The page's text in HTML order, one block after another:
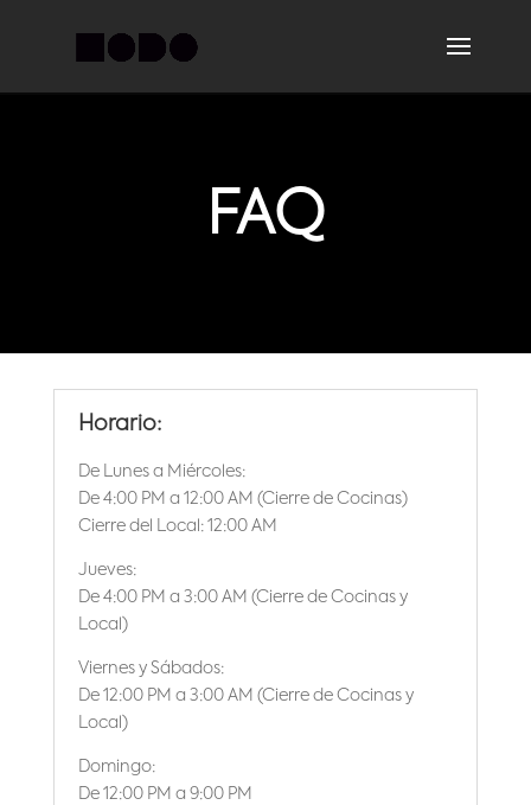
FAQ
Horario:
De Lunes a Miércoles:
De 4:00 PM a 12:00 AM (Cierre de Cocinas)
Cierre del Local: 12:00 AM
Jueves:
De 4:00 PM a 3:00 AM (Cierre de Cocinas y
Local)
Viernes y Sábados:
De 12:00 PM a 3:00 AM (Cierre de Cocinas y
Local)
Domingo:
De 12:00 PM a 9:00 PM